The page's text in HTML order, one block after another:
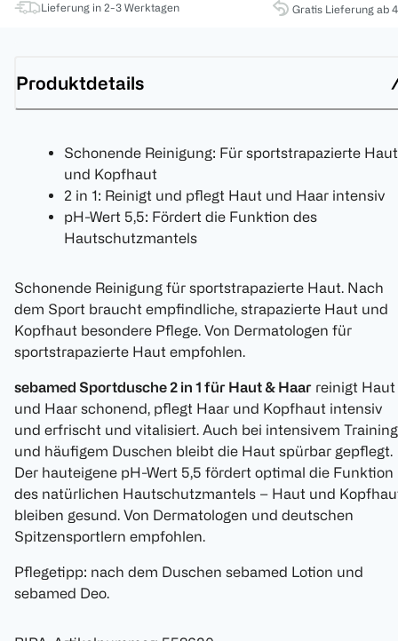
Lieferung in 2-3 Werktagen Gratis Lieferung ab
Produktdetails
Schonende Reinigung: Für sportstrapazierte Haut
und Kopfhaut
2 in 1: Reinigt und pflegt Haut und Haar intensiv
pH-Wert 5,5: Fördert die Funktion des
Hautschutzmantels
Schonende Reinigung für sportstrapazierte Haut. Nach
dem Sport braucht empfindliche, strapazierte Haut und
Kopfhaut besondere Pflege. Von Dermatologen für
sportstrapazierte Haut empfohlen.
sebamed Sportdusche 2 in 1 für Haut & Haar reinigt Haut
und Haar schonend, pflegt Haar und Kopfhaut intensiv
und erfrischt und vitalisiert. Auch bei intensivem Training
und häufigem Duschen bleibt die Haut spürbar gepflegt.
Der hauteigene pH-Wert 5,5 fördert optimal die Funktion
des natürlichen Hautschutzmantels – Haut und
bleiben gesund. Von Dermatologen und deutschen
Spitzensportlern empfohlen.
Pflegetipp: nach dem Duschen sebamed Lotion und
sebamed Deo.